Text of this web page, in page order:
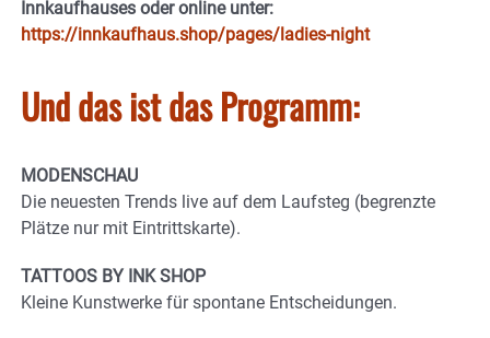
Innkaufhauses oder online unter:
https://innkaufhaus.shop/pages/ladies-night
Und das ist das Programm:
MODENSCHAU
Die neuesten Trends live auf dem Laufsteg (begrenzte
Plätze nur mit Eintrittskarte).
TATTOOS BY INK SHOP
Kleine Kunstwerke für spontane Entscheidungen.